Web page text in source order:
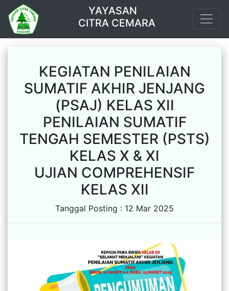
YAYASAN
CITRA CEMARA
KEGIATAN PENILAIAN
SUMATIF AKHIR JENJANG
(PSAJ) KELAS XII
PENILAIAN SUMATIF
TENGAH SEMESTER (PSTS)
KELAS X & XI
UJIAN COMPREHENSIF
KELAS XII
Tanggal Posting : 12 Mar 2025